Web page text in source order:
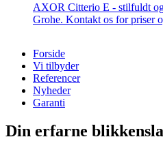
AXOR Citterio E - stilfuldt
Grohe. Kontakt os for priser
Forside
Vi tilbyder
Referencer
Nyheder
Garanti
Din erfarne